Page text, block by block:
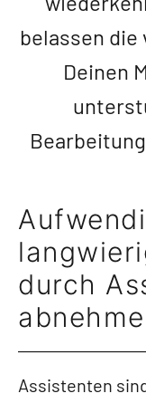
belassen
Deinen
durch
Assistenten